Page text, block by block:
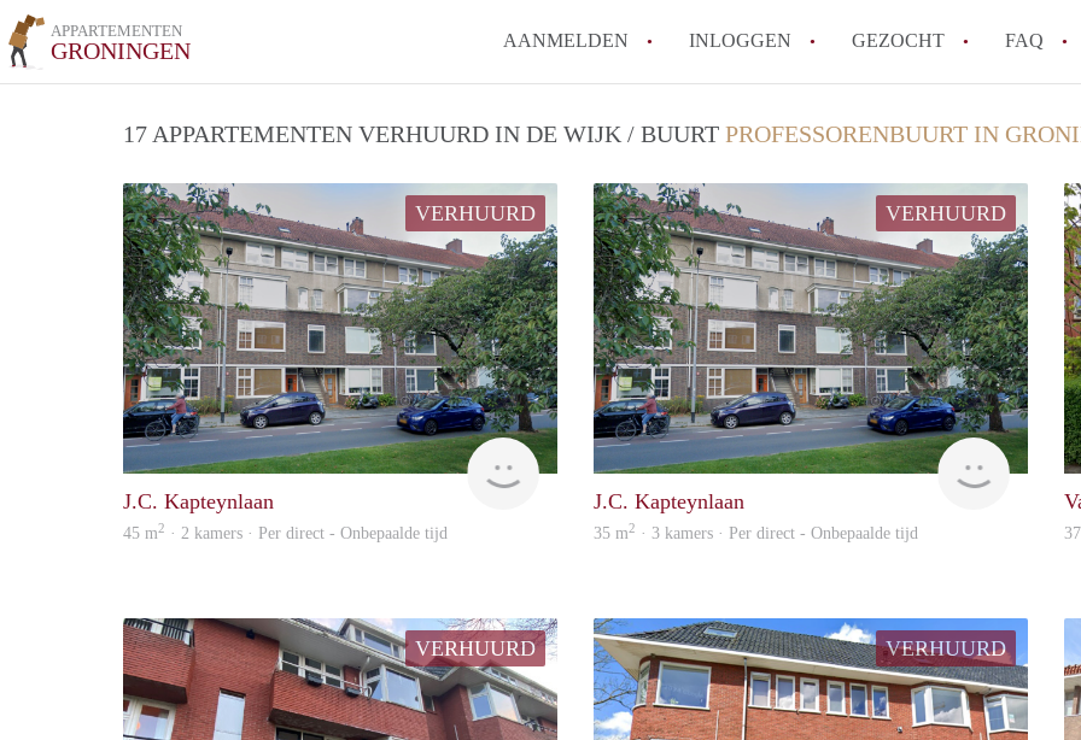
APPARTEMENTEN
GRONINGEN AANMELDEN INLOGGEN GEZOCHT FAQ
Hoeveel kost het om te reageren op een
How to translate AppartementGroningen?
Wat is AppartementenGroningen?
Wat is de privacyverklaring van
Alle veelgestelde vragen
17 APPARTEMENTEN VERHUURD IN DE WIJK / BUURT PROFESSORENBUURT IN
VERHUURD
GrunoVerhuur
J.C. Kapteynlaan
45 m2 · 2 kamers · Per direct - Onbepaalde tijd
VERHUURD
J.C. Kapteynlaan
35 m2 · 3 kamers · Per direct - Onbepaalde tijd
VERHUURD VERHUURD